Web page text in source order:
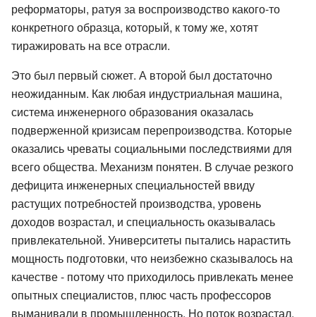
реформаторы, ратуя за воспроизводство какого-то
конкретного образца, который, к тому же, хотят
тиражировать на все отрасли.
Это был первый сюжет. А второй был достаточно
неожиданным. Как любая индустриальная машина,
система инженерного образования оказалась
подверженной кризисам перепроизводства. Которые
оказались чреваты социальными последствиями для
всего общества. Механизм понятен. В случае резкого
дефицита инженерных специальностей ввиду
растущих потребностей производства, уровень
доходов возрастал, и специальность оказывалась
привлекательной. Университеты пытались нарастить
мощность подготовки, что неизбежно сказывалось на
качестве - потому что приходилось привлекать менее
опытных специалистов, плюс часть профессоров
выманивали в промышленность. Но поток возрастал,